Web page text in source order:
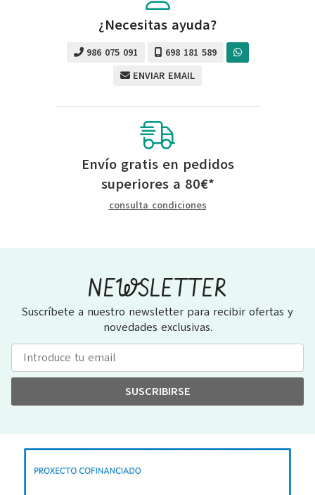
¿Necesitas ayuda?
986 075 091
698 181 589
ENVIAR EMAIL
Envío gratis en pedidos
superiores a 80€*
consulta condiciones
NEWSLETTER
Suscríbete a nuestro newsletter para recibir ofertas y
novedades exclusivas.
SUSCRIBIRSE